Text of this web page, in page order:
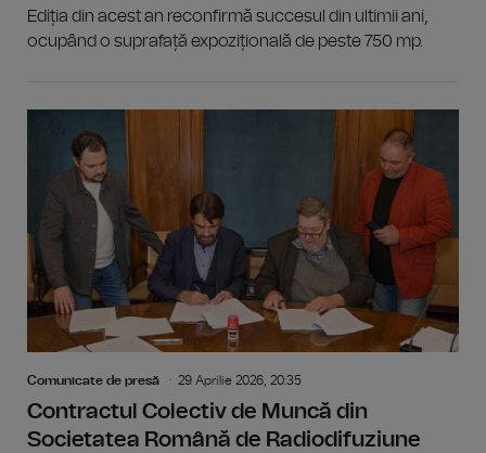
Ediția din acest an reconfirmă succesul din ultimii ani,
ocupând o suprafață expozițională de peste 750 mp.
Comunicate de presă 29 Aprilie 2026, 20:35
Contractul Colectiv de Muncă din
Societatea Română de Radiodifuziune